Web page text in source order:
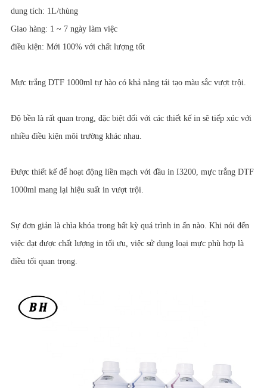
dung tích: 1L/thùng
Giao hàng: 1 ~ 7 ngày làm việc
điều kiện: Mới 100% với chất lượng tốt
Mực trắng DTF 1000ml tự hào có khả năng tái tạo màu sắc vượt trội.
Độ bền là rất quan trọng, đặc biệt đối với các thiết kế in sẽ tiếp xúc với
nhiều điều kiện môi trường khác nhau.
Được thiết kế để hoạt động liền mạch với đầu in I3200, mực trắng DTF
1000ml mang lại hiệu suất in vượt trội.
Sự đơn giản là chìa khóa trong bất kỳ quá trình in ấn nào. Khi nói đến
việc đạt được chất lượng in tối ưu, việc sử dụng loại mực phù hợp là
điều tối quan trọng.